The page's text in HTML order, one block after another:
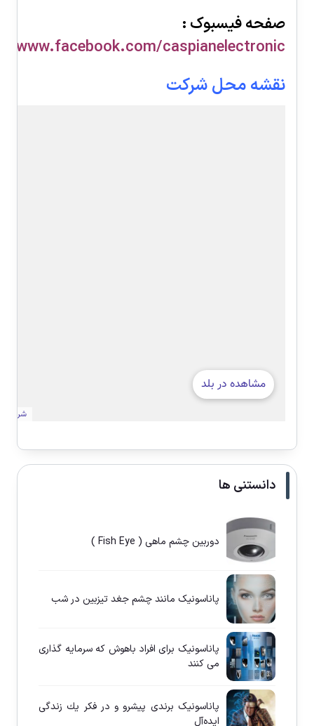
صفحه فيسبوک :
www.facebook.com/caspianelectronic
نقشه محل شرکت
دانستنی ها
دوربین چشم ماهی ( Fish Eye )
پاناسونيک مانند چشم جغد تيزبين در شب
پاناسونيک برای افراد باهوش كه سرمايه گذاری
می كنند
پاناسونيک برندی پيشرو و در فكر يك زندگی
ايده‌آل